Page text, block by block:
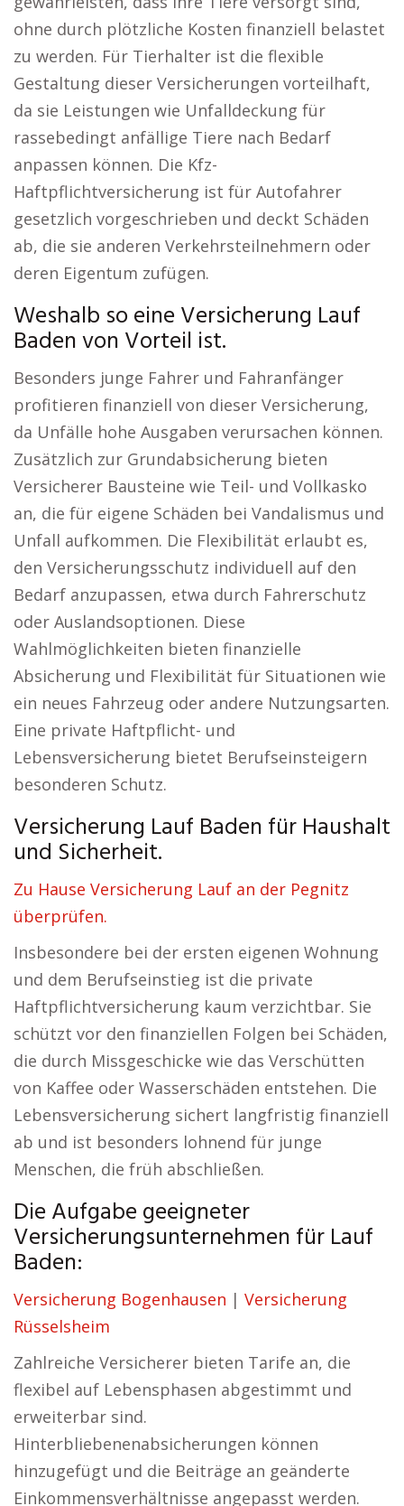
ohne durch plötzliche Kosten finanziell belastet
zu werden. Für Tierhalter ist die flexible
Gestaltung dieser Versicherungen vorteilhaft,
da sie Leistungen wie Unfalldeckung für
rassebedingt anfällige Tiere nach Bedarf
anpassen können. Die Kfz-
Haftpflichtversicherung ist für Autofahrer
gesetzlich vorgeschrieben und deckt Schäden
ab, die sie anderen Verkehrsteilnehmern oder
deren Eigentum zufügen.
Weshalb so eine Versicherung Lauf
Baden von Vorteil ist.
Besonders junge Fahrer und Fahranfänger
profitieren finanziell von dieser Versicherung,
da Unfälle hohe Ausgaben verursachen können.
Zusätzlich zur Grundabsicherung bieten
Versicherer Bausteine wie Teil- und Vollkasko
an, die für eigene Schäden bei Vandalismus und
Unfall aufkommen. Die Flexibilität erlaubt es,
den Versicherungsschutz individuell auf den
Bedarf anzupassen, etwa durch Fahrerschutz
oder Auslandsoptionen. Diese
Wahlmöglichkeiten bieten finanzielle
Absicherung und Flexibilität für Situationen wie
ein neues Fahrzeug oder andere Nutzungsarten.
Eine private Haftpflicht- und
Lebensversicherung bietet Berufseinsteigern
besonderen Schutz.
Versicherung Lauf Baden für Haushalt
und Sicherheit.
Zu Hause Versicherung Lauf an der Pegnitz
überprüfen.
Insbesondere bei der ersten eigenen Wohnung
und dem Berufseinstieg ist die private
Haftpflichtversicherung kaum verzichtbar. Sie
schützt vor den finanziellen Folgen bei Schäden,
die durch Missgeschicke wie das Verschütten
von Kaffee oder Wasserschäden entstehen. Die
Lebensversicherung sichert langfristig finanziell
ab und ist besonders lohnend für junge
Menschen, die früh abschließen.
Die Aufgabe geeigneter
Versicherungsunternehmen für Lauf
Baden:
Versicherung Bogenhausen | Versicherung
Rüsselsheim
Zahlreiche Versicherer bieten Tarife an, die
flexibel auf Lebensphasen abgestimmt und
erweiterbar sind.
Hinterbliebenenabsicherungen können
hinzugefügt und die Beiträge an geänderte
Einkommensverhältnisse angepasst werden.